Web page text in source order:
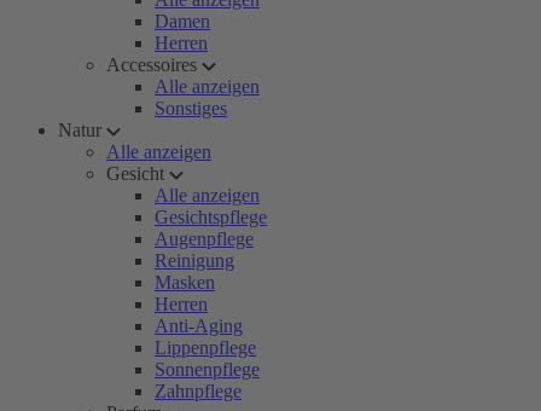
Damen
Herren
Accessoires
Alle anzeigen
Sonstiges
Natur
Alle anzeigen
Gesicht
Alle anzeigen
Gesichtspflege
Augenpflege
Reinigung
Masken
Herren
Anti-Aging
Lippenpflege
Sonnenpflege
Zahnpflege